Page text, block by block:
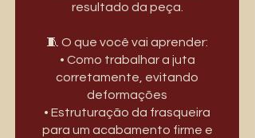
resultado da peça.
🧵 O que você vai aprender:
• Como trabalhar a juta
corretamente, evitando
deformações
• Estruturação da frasqueira
para um acabamento firme e